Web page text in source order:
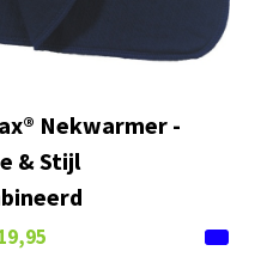
Nekwarmer -
& Stijl